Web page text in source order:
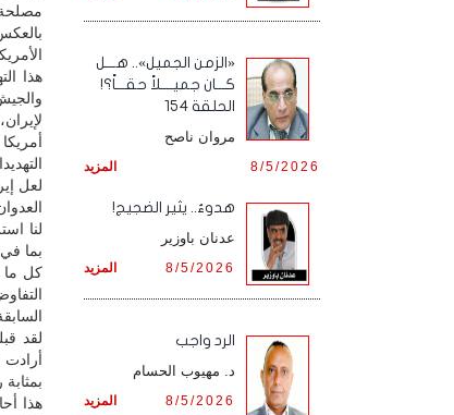
مصلحة
هذا
لعل
لنا
بما
كل ما
هذا
«الزمن الجميل».. هـــل
كـــان جميــــلاً حقـــاً؟!
الحلقة 154
مروان ناصح
المزيد 8/5/2026
هدوءٌ.. يثير الضجيج!
عدنان باوزير
المزيد 8/5/2026
الرد واجب
د. مهيوب الحسام
المزيد 8/5/2026